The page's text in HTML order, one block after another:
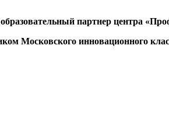
партнер центра
Московского инновационного